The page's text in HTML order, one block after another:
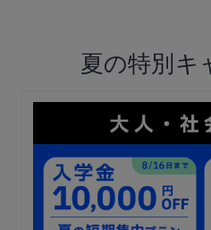
夏の特別キ